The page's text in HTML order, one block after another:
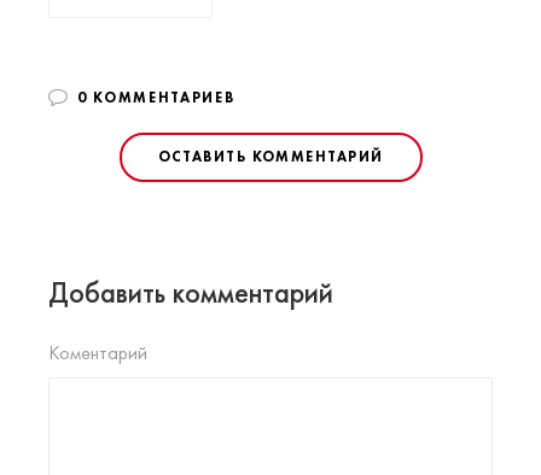
0 КОММЕНТАРИЕВ
ОСТАВИТЬ КОММЕНТАРИЙ
Добавить комментарий
Коментарий